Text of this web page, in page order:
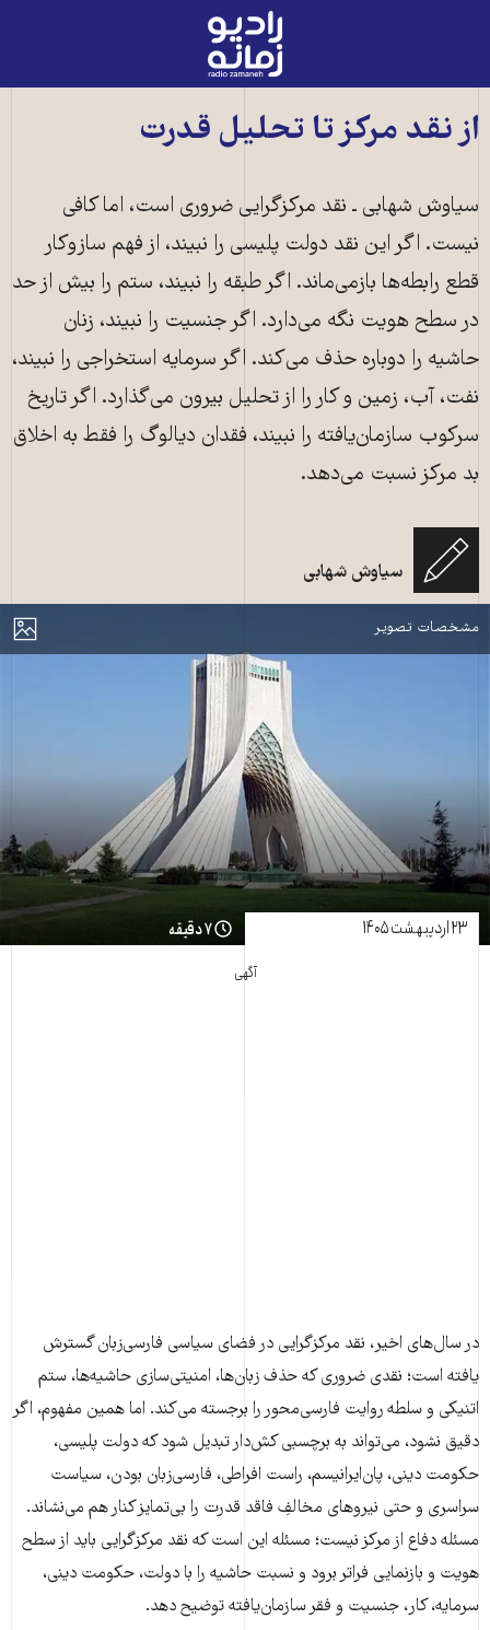
رادیو
زمانه
به
از نقد مرکز تا تحلیل قدرت
سیاوش شهابی ـ نقد مرکزگرایی ضروری است، اما کافی
نیست. اگر این نقد دولت پلیسی را نبیند، از فهم سازوکار
قطع رابطه‌ها بازمی‌ماند. اگر طبقه را نبیند، ستم را بیش از حد
در سطح هویت نگه می‌دارد. اگر جنسیت را نبیند، زنان
حاشیه را دوباره حذف می‌کند. اگر سرمایه استخراجی را نبیند،
نفت، آب، زمین و کار را از تحلیل بیرون می‌گذارد. اگر تاریخ
سرکوب سازمان‌یافته را نبیند، فقدان دیالوگ را فقط به اخلاق
بد مرکز نسبت می‌دهد.
سیاوش شهابی
نمایش
مشخصات تصویر
میدان و برج آزادی
۲۳ اردیبهشت ۱۴۰۵ ۷ دقیقه
آگهی
در سال‌های اخیر، نقد مرکزگرایی در فضای سیاسی فارسی‌زبان گسترش
یافته است؛ نقدی ضروری که حذف زبان‌ها، امنیتی‌سازی حاشیه‌ها، ستم
اتنیکی و سلطه روایت فارسی‌محور را برجسته می‌کند. اما همین مفهوم، اگر
دقیق نشود، می‌تواند به برچسبی کش‌دار تبدیل شود که دولت پلیسی،
حکومت دینی، پان‌ایرانیسم، راست افراطی، فارسی‌زبان بودن، سیاست
سراسری و حتی نیروهای مخالفِ فاقد قدرت را بی‌تمایز کنار هم می‌نشاند.
مسئله دفاع از مرکز نیست؛ مسئله این است که نقد مرکزگرایی باید از سطح
هویت و بازنمایی فراتر برود و نسبت حاشیه را با دولت، حکومت دینی،
سرمایه، کار، جنسیت و فقر سازمان‌یافته توضیح دهد.